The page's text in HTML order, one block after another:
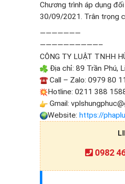
Chương trình áp dụng
30/09/2021. Trân trọng
———————
——————————–
CÔNG TY LUẬT TNHH
Địa chỉ: 89 Trần Phú,
Call – Zalo: 0979 80
Hotline: 0211 388
Gmail:
Website: https://
0982